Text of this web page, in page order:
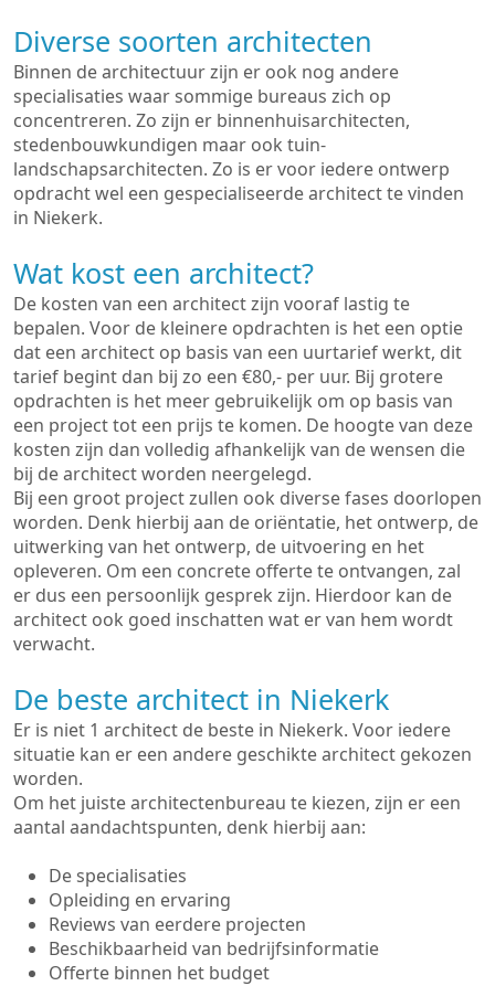
Diverse soorten architecten
Binnen de architectuur zijn er ook nog andere
specialisaties waar sommige bureaus zich op
concentreren. Zo zijn er binnenhuisarchitecten,
stedenbouwkundigen maar ook tuin-
landschapsarchitecten. Zo is er voor iedere ontwerp
opdracht wel een gespecialiseerde architect te vinden
in Niekerk.
Wat kost een architect?
De kosten van een architect zijn vooraf lastig te
bepalen. Voor de kleinere opdrachten is het een optie
dat een architect op basis van een uurtarief werkt, dit
tarief begint dan bij zo een €80,- per uur. Bij grotere
opdrachten is het meer gebruikelijk om op basis van
een project tot een prijs te komen. De hoogte van deze
kosten zijn dan volledig afhankelijk van de wensen die
bij de architect worden neergelegd.
Bij een groot project zullen ook diverse fases doorlopen
worden. Denk hierbij aan de oriëntatie, het ontwerp, de
uitwerking van het ontwerp, de uitvoering en het
opleveren. Om een concrete offerte te ontvangen, zal
er dus een persoonlijk gesprek zijn. Hierdoor kan de
architect ook goed inschatten wat er van hem wordt
verwacht.
De beste architect in Niekerk
Er is niet 1 architect de beste in Niekerk. Voor iedere
situatie kan er een andere geschikte architect gekozen
worden.
Om het juiste architectenbureau te kiezen, zijn er een
aantal aandachtspunten, denk hierbij aan:
De specialisaties
Opleiding en ervaring
Reviews van eerdere projecten
Beschikbaarheid van bedrijfsinformatie
Offerte binnen het budget